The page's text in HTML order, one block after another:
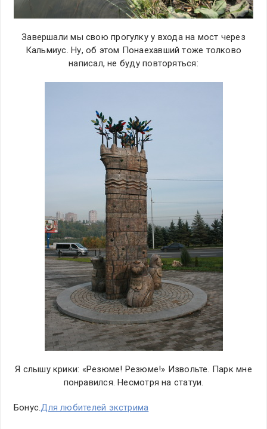
Завершали мы свою прогулку у входа на мост через
Кальмиус. Ну, об этом Понаехавший тоже толково
написал, не буду повторяться:
Я слышу крики: «Резюме! Резюме!» Извольте. Парк мне
понравился. Несмотря на статуи.
Бонус.Для любителей экстрима